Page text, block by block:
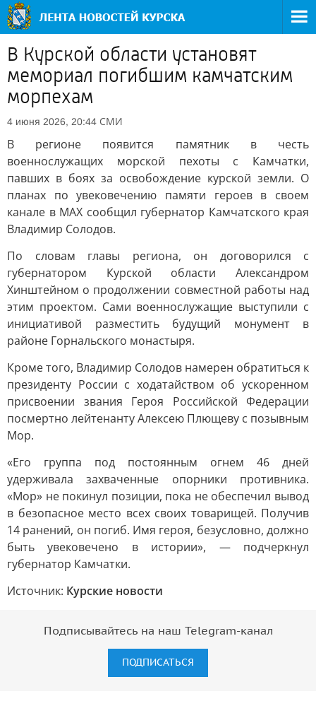
В Курской области установят
мемориал погибшим камчатским
морпехам
4 июня 2026, 20:44 СМИ
В регионе появится памятник в честь
военнослужащих морской пехоты с Камчатки,
павших в боях за освобождение курской земли. О
планах по увековечению памяти героев в своем
канале в МАХ сообщил губернатор Камчатского края
Владимир Солодов.
По словам главы региона, он договорился с
губернатором Курской области Александром
Хинштейном о продолжении совместной работы над
этим проектом. Сами военнослужащие выступили с
инициативой разместить будущий монумент в
районе Горнальского монастыря.
Кроме того, Владимир Солодов намерен обратиться к
президенту России с ходатайством об ускоренном
присвоении звания Героя Российской Федерации
посмертно лейтенанту Алексею Плющеву с позывным
Мор.
«Его группа под постоянным огнем 46 дней
удерживала захваченные опорники противника.
«Мор» не покинул позиции, пока не обеспечил вывод
в безопасное место всех своих товарищей. Получив
14 ранений, он погиб. Имя героя, безусловно, должно
быть увековечено в истории», — подчеркнул
губернатор Камчатки.
Источник: Курские новости
Подписывайтесь на наш Telegram-канал
ПОДПИСАТЬСЯ